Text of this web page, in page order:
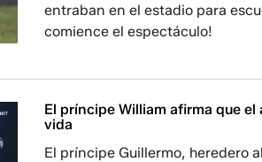
entraban en el estadio para
comience el espectáculo!
El príncipe William afirma que
vida
El príncipe Guillermo, heredero